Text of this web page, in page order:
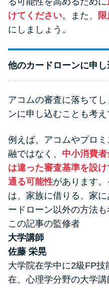
けてください。また、
にしましょう。
他のカードローンに申
アコムの審査に落ちて
ンに申し込むことも考え
例えば、アコムやプロ
融ではなく、 中小消費
は違った審査基準を設
通る可能性があります
は、家族に借りる、家
ードローン以外の方法も
この記事の監修者
大学講師
佐藤 栄晃
大学院在学中に2級FP
在、心理学分野の大学